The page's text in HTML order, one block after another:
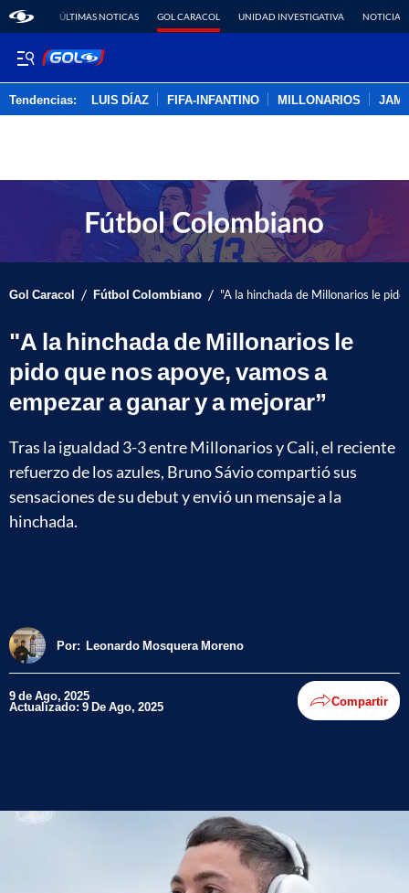
ÚLTIMAS NOTICAS GOL CARACOL UNIDAD INVESTIGATIVA NOTICIAS
Tendencias: LUIS DÍAZ FIFA-INFANTINO MILLONARIOS
Gol Caracol / Fútbol Colombiano / "A la hinchada de Millonarios le
"A la hinchada de Millonarios le
pido que nos apoye, vamos a
empezar a ganar y a mejorar”
Tras la igualdad 3-3 entre Millonarios y Cali, el reciente
refuerzo de los azules, Bruno Sávio compartió sus
sensaciones de su debut y envió un mensaje a la
hinchada.
Por: Leonardo Mosquera Moreno
9 de Ago, 2025
Actualizado: 9 De Ago, 2025 Compartir